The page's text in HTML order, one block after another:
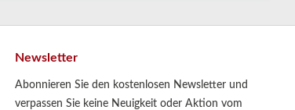
Newsletter
Abonnieren Sie den kostenlosen Newsletter und
verpassen Sie keine Neuigkeit oder Aktion vom